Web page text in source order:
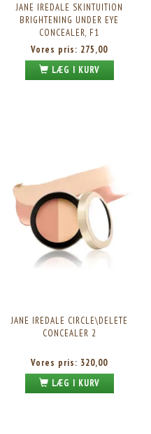
JANE IREDALE SKINTUITION
BRIGHTENING UNDER EYE
CONCEALER, F1
Vores pris: 275,00
LÆG I KURV
JANE IREDALE CIRCLE\DELETE
CONCEALER 2
Vores pris: 320,00
LÆG I KURV